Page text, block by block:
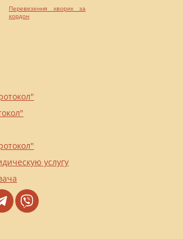
услугу
Перевезення хворих за
кордон